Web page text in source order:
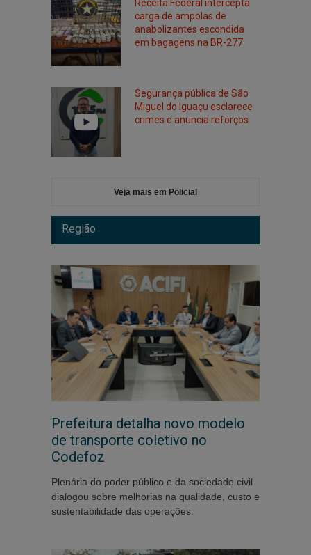
Receita Federal intercepta
carga de ampolas de
anabolizantes escondida
em bagagens na BR-277
Segurança pública de São
Miguel do Iguaçu esclarece
crimes e anuncia reforços
Veja mais em Policial
Região
Prefeitura detalha novo modelo
de transporte coletivo no
Codefoz
Plenária do poder público e da sociedade civil
dialogou sobre melhorias na qualidade, custo e
sustentabilidade das operações.